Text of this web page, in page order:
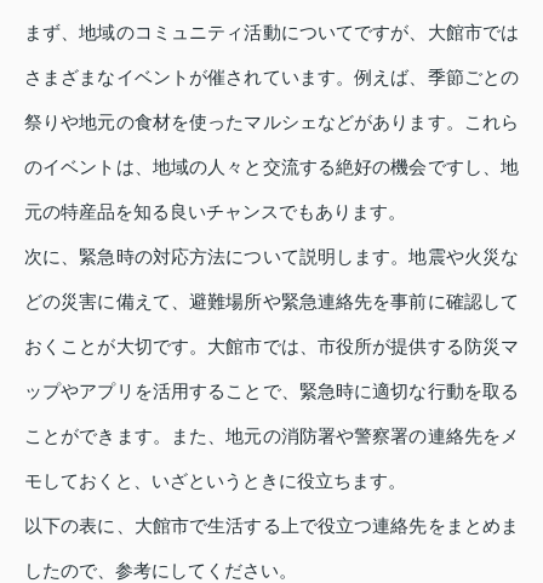
まず、地域のコミュニティ活動についてですが、大館市では
さまざまなイベントが催されています。例えば、季節ごとの
祭りや地元の食材を使ったマルシェなどがあります。これら
のイベントは、地域の人々と交流する絶好の機会ですし、地
元の特産品を知る良いチャンスでもあります。
次に、緊急時の対応方法について説明します。地震や火災な
どの災害に備えて、避難場所や緊急連絡先を事前に確認して
おくことが大切です。大館市では、市役所が提供する防災マ
ップやアプリを活用することで、緊急時に適切な行動を取る
ことができます。また、地元の消防署や警察署の連絡先をメ
モしておくと、いざというときに役立ちます。
以下の表に、大館市で生活する上で役立つ連絡先をまとめま
したので、参考にしてください。